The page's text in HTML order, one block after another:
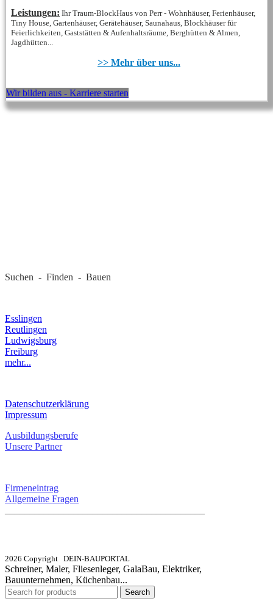
Leistungen: Ihr Traum-BlockHaus von Perr - Wohnhäuser, Ferienhäuser,
Tiny House, Gartenhäuser, Gerätehäuser, Saunahaus, Blockhäuser für
Feierlichkeiten, Gaststätten & Aufenhaltsräume, Berghütten & Almen,
Jagdhütten...
>> Mehr über uns...
Wir bilden aus - Karriere starten
Suchen - Finden - Bauen
Esslingen
Reutlingen
Ludwigsburg
Freiburg
mehr...
Datenschutzerklärung
Impressum
Ausbildungsberufe
Unsere Partner
Firmeneintrag
Allgemeine Fragen
2026 Copyright DEIN-BAUPORTAL
Schreiner, Maler, Fliesenleger, GalaBau, Elektriker,
Bauunternehmen, Küchenbau...
Search